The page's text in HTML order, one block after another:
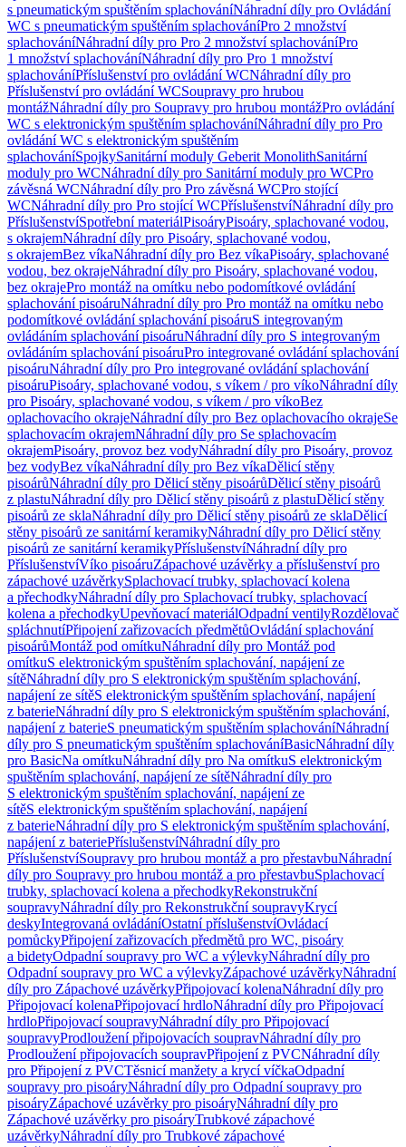
s pneumatickým spuštěním splachováníNáhradní díly pro Ovládání
WC s pneumatickým spuštěním splachováníPro 2 množství
splachováníNáhradní díly pro Pro 2 množství splachováníPro
1 množství splachováníNáhradní díly pro Pro 1 množství
splachováníPříslušenství pro ovládání WCNáhradní díly pro
Příslušenství pro ovládání WCSoupravy pro hrubou
montážNáhradní díly pro Soupravy pro hrubou montážPro ovládání
WC s elektronickým spuštěním splachováníNáhradní díly pro Pro
ovládání WC s elektronickým spuštěním
splachováníSpojkySanitární moduly Geberit MonolithSanitární
moduly pro WCNáhradní díly pro Sanitární moduly pro WCPro
závěsná WCNáhradní díly pro Pro závěsná WCPro stojící
WCNáhradní díly pro Pro stojící WCPříslušenstvíNáhradní díly pro
PříslušenstvíSpotřební materiálPisoáryPisoáry, splachované vodou,
s okrajemNáhradní díly pro Pisoáry, splachované vodou,
s okrajemBez víkaNáhradní díly pro Bez víkaPisoáry, splachované
vodou, bez okrajeNáhradní díly pro Pisoáry, splachované vodou,
bez okrajePro montáž na omítku nebo podomítkové ovládání
splachování pisoáruNáhradní díly pro Pro montáž na omítku nebo
podomítkové ovládání splachování pisoáruS integrovaným
ovládáním splachování pisoáruNáhradní díly pro S integrovaným
ovládáním splachování pisoáruPro integrované ovládání splachování
pisoáruNáhradní díly pro Pro integrované ovládání splachování
pisoáruPisoáry, splachované vodou, s víkem / pro víkoNáhradní díly
pro Pisoáry, splachované vodou, s víkem / pro víkoBez
oplachovacího okrajeNáhradní díly pro Bez oplachovacího okrajeSe
splachovacím okrajemNáhradní díly pro Se splachovacím
okrajemPisoáry, provoz bez vodyNáhradní díly pro Pisoáry, provoz
bez vodyBez víkaNáhradní díly pro Bez víkaDělicí stěny
pisoárůNáhradní díly pro Dělicí stěny pisoárůDělicí stěny pisoárů
z plastuNáhradní díly pro Dělicí stěny pisoárů z plastuDělicí stěny
pisoárů ze sklaNáhradní díly pro Dělicí stěny pisoárů ze sklaDělicí
stěny pisoárů ze sanitární keramikyNáhradní díly pro Dělicí stěny
pisoárů ze sanitární keramikyPříslušenstvíNáhradní díly pro
PříslušenstvíVíko pisoáruZápachové uzávěrky a příslušenství pro
zápachové uzávěrkySplachovací trubky, splachovací kolena
a přechodkyNáhradní díly pro Splachovací trubky, splachovací
kolena a přechodkyUpevňovací materiálOdpadní ventilyRozdělovač
spláchnutíPřipojení zařizovacích předmětůOvládání splachování
pisoárůMontáž pod omítkuNáhradní díly pro Montáž pod
omítkuS elektronickým spuštěním splachování, napájení ze
sítěNáhradní díly pro S elektronickým spuštěním splachování,
napájení ze sítěS elektronickým spuštěním splachování, napájení
z baterieNáhradní díly pro S elektronickým spuštěním splachování,
napájení z baterieS pneumatickým spuštěním splachováníNáhradní
díly pro S pneumatickým spuštěním splachováníBasicNáhradní díly
pro BasicNa omítkuNáhradní díly pro Na omítkuS elektronickým
spuštěním splachování, napájení ze sítěNáhradní díly pro
S elektronickým spuštěním splachování, napájení ze
sítěS elektronickým spuštěním splachování, napájení
z baterieNáhradní díly pro S elektronickým spuštěním splachování,
napájení z bateriePříslušenstvíNáhradní díly pro
PříslušenstvíSoupravy pro hrubou montáž a pro přestavbuNáhradní
díly pro Soupravy pro hrubou montáž a pro přestavbuSplachovací
trubky, splachovací kolena a přechodkyRekonstrukční
soupravyNáhradní díly pro Rekonstrukční soupravyKrycí
deskyIntegrovaná ovládáníOstatní příslušenstvíOvládací
pomůckyPřipojení zařizovacích předmětů pro WC, pisoáry
a bidetyOdpadní soupravy pro WC a výlevkyNáhradní díly pro
Odpadní soupravy pro WC a výlevkyZápachové uzávěrkyNáhradní
díly pro Zápachové uzávěrkyPřipojovací kolenaNáhradní díly pro
Připojovací kolenaPřipojovací hrdloNáhradní díly pro Připojovací
hrdloPřipojovací soupravyNáhradní díly pro Připojovací
soupravyProdloužení připojovacích soupravNáhradní díly pro
Prodloužení připojovacích soupravPřipojení z PVCNáhradní díly
pro Připojení z PVCTěsnicí manžety a krycí víčkaOdpadní
soupravy pro pisoáryNáhradní díly pro Odpadní soupravy pro
pisoáryZápachové uzávěrky pro pisoáryNáhradní díly pro
Zápachové uzávěrky pro pisoáryTrubkové zápachové
uzávěrkyNáhradní díly pro Trubkové zápachové